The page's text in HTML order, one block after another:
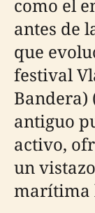
como el
antes de
que
festival
Bandera)
antiguo
activo,
un
marítima